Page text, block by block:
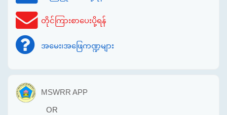
တိုင်ကြားစာပေးပို့ရန်
အမေး၊အဖြေကဏ္ဍများ
MSWRR APP
OR